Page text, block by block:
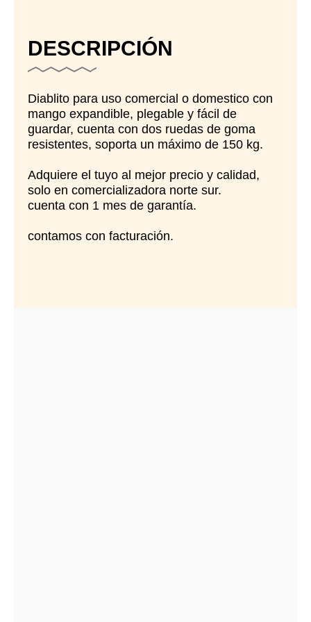
DESCRIPCIÓN
Diablito para uso comercial o domestico con
mango expandible, plegable y fácil de
guardar, cuenta con dos ruedas de goma
resistentes, soporta un máximo de 150 kg.
Adquiere el tuyo al mejor precio y calidad,
solo en comercializadora norte sur.
cuenta con 1 mes de garantía.
contamos con facturación.